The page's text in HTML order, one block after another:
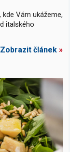
Vám ukážeme,
italského
Zobrazit článek »